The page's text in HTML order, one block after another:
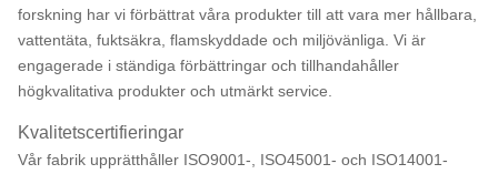
forskning har vi förbättrat våra produkter till att vara mer hållbara,
vattentäta, fuktsäkra, flamskyddade och miljövänliga. Vi är
engagerade i ständiga förbättringar och tillhandahåller
högkvalitativa produkter och utmärkt service.
Kvalitetscertifieringar
Vår fabrik upprätthåller ISO9001-, ISO45001- och ISO14001-